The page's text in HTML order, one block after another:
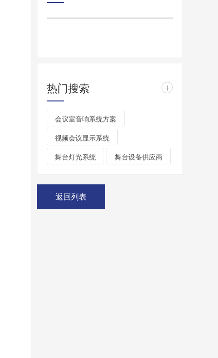
热门搜索 +
会议室音响系统方案
视频会议显示系统
舞台灯光系统
舞台设备供应商
返回列表